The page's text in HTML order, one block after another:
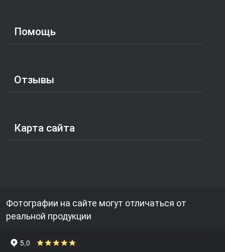
Помощь
Отзывы
Карта сайта
Фотографии на сайте могут отличаться от
реальной продукции